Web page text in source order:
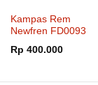
Kampas Rem
Newfren FD0093
Rp 400.000